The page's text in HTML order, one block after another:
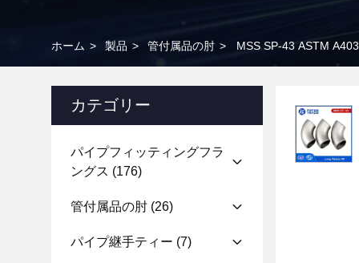
ホーム > 製品 > 管付属品の肘 > MSS SP-43 ASTM
カテゴリー
パイプフィッティングフラ
ングス (176)
管付属品の肘 (26)
パイプ継手ティー (7)